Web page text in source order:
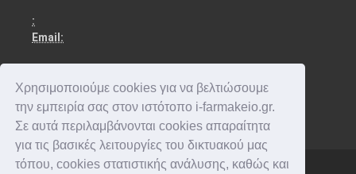
Χρησιμοποιούμε cookies για να βελτιώσουμε
την εμπειρία σας στον ιστότοπο i-farmakeio.gr.
Σε αυτά περιλαμβάνονται cookies απαραίτητα
για τις βασικές λειτουργίες του δικτυακού μας
τόπου, cookies στατιστικής ανάλυσης, καθώς και
:
Email: